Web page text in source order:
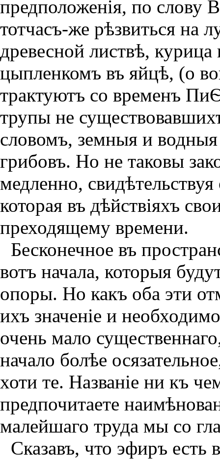
предположенiя, по слову
тотчасъ-же рѣзвиться на
древесной листвѣ,
цыпленкомъ въ яйцѣ, (о
трактуютъ со временъ
трупы не
словомъ, земныя и
грибовъ. Но не таковы
медленно,
которая въ дѣйствiяхъ
преходящему времени.
Бесконечное въ
вотъ начала, которыя
опоры. Но какъ оба эти
ихъ значенiе и
очень мало
начало болѣе
хоти те. Названiе ни къ
предпочитаете
малейшаго труда мы со
Сказавъ, что эфиръ есть